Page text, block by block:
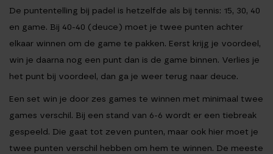
De puntentelling bij padel is hetzelfde als bij tennis: 15, 30, 40
en game. Bij 40-40 (deuce) moet je twee punten achter
elkaar winnen om de game te pakken. Eerst krijg je voordeel,
win je daarna nog een punt dan is de game binnen. Verlies je
het punt bij voordeel, dan ga je weer terug naar deuce.
Een set win je door zes games te winnen met minimaal twee
games verschil. Bij een stand van 6-6 wordt er een tiebreak
gespeeld. Die gaat tot zeven punten, maar ook hier moet je
twee punten verschil hebben om hem te winnen. De meeste